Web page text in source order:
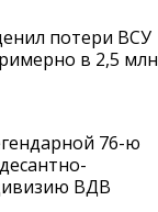
потери ВСУ
в 2,5 млн
76-ю
ВДВ